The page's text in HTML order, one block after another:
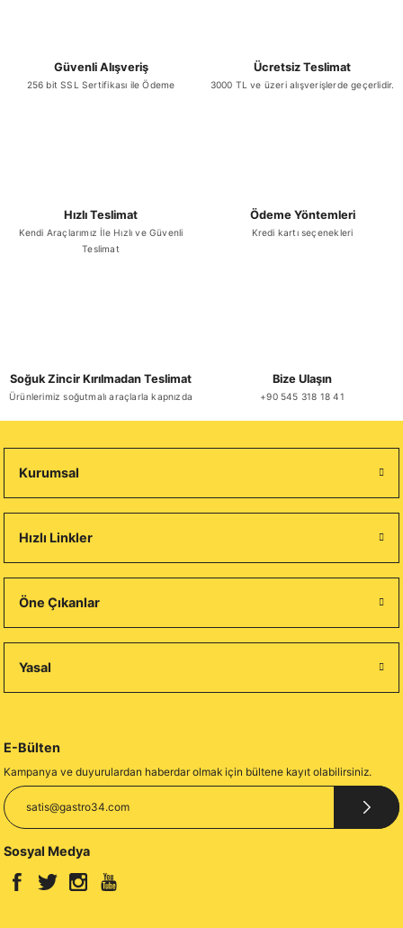
₺ 4.827,11
TÜKENDİ
Pasta Mancini Spaghetti Makarna 1 Kg x 6 Adet
Stokta Yok
Güvenli Alışveriş
256 bit SSL Sertifikası ile Ödeme
Ücretsiz Teslimat
3000 TL ve üzeri alışverişlerde geçerlidir.
Hızlı Teslimat
Kendi Araçlarımız İle Hızlı ve Güvenli
Teslimat
Ödeme Yöntemleri
Kredi kartı seçenekleri
Soğuk Zincir Kırılmadan Teslimat
Ürünlerimiz soğutmalı araçlarla kapnızda
Bize Ulaşın
+90 545 318 18 41
Kurumsal
Hızlı Linkler
Öne Çıkanlar
Yasal
E-Bülten
Kampanya ve duyurulardan haberdar olmak için bültene kayıt olabilirsiniz.
Sosyal Medya